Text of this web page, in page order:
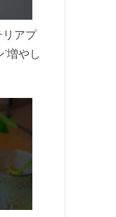
アプ
増やし